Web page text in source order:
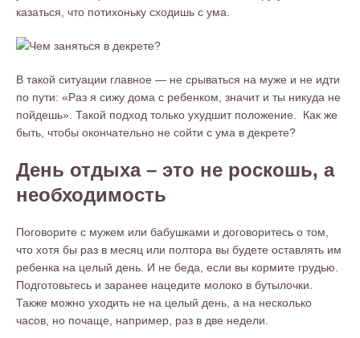
казаться, что потихоньку сходишь с ума.
В такой ситуации главное — не срываться на муже и не идти
по пути: «Раз я сижу дома с ребенком, значит и ты никуда не
пойдешь». Такой подход только ухудшит положение. Как же
быть, чтобы окончательно не сойти с ума в декрете?
День отдыха – это не роскошь, а
необходимость
Поговорите с мужем или бабушками и договоритесь о том,
что хотя бы раз в месяц или полтора вы будете оставлять им
ребенка на целый день. И не беда, если вы кормите грудью.
Подготовьтесь и заранее нацедите молоко в бутылочки.
Также можно уходить не на целый день, а на несколько
часов, но почаще, например, раз в две недели.